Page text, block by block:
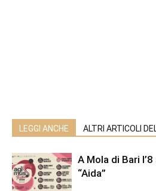
LEGGI ANCHE ALTRI ARTICOLI
A Mola di Bari
“Aida”